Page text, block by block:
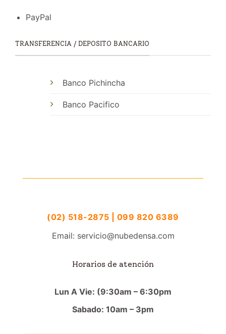
PayPal
TRANSFERENCIA / DEPOSITO BANCARIO
Banco Pichincha
Banco Pacifico
(02) 518-2875 | 099 820 6389
Email: servicio@nubedensa.com
Horarios de atención
Lun A Vie: (9:30am – 6:30pm
Sabado: 10am – 3pm